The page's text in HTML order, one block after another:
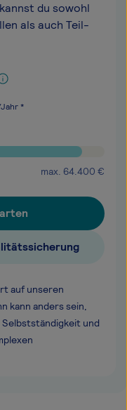
du sowohl
als auch Teil-
*
max. 64.400 €
auf unseren
kann anders sein,
und